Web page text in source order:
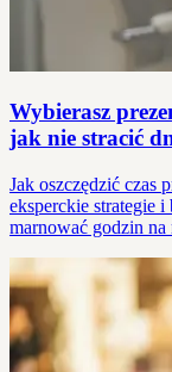
Wybierasz
jak nie stracić
Jak oszczędzić czas
eksperckie strategie
marnować godzin